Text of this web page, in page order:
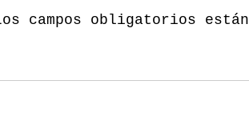
campos obligatorios están